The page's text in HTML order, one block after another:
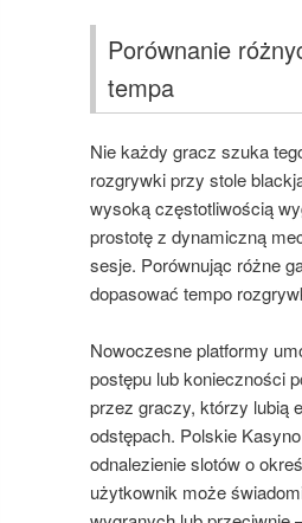
Porównanie
tempa
Nie każdy gracz szuka
rozgrywki przy stole
wysoką częstotliwością
prostotę z dynamiczną
sesje. Porównując różne
dopasować tempo
Nowoczesne platformy
postępu lub konieczności
przez graczy, którzy lubią
odstępach. Polskie
odnalezienie slotów o
użytkownik może